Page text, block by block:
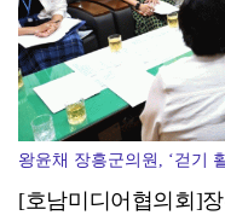
왕윤채 장흥군의원, ‘걷기
[호남미디어협의회]